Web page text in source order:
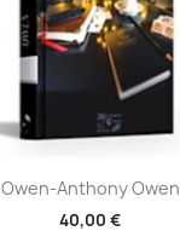
Aperçu rapide
Owen-Anthony Owen
40,00 €